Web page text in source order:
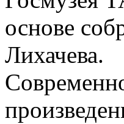
основе
Лихачева.